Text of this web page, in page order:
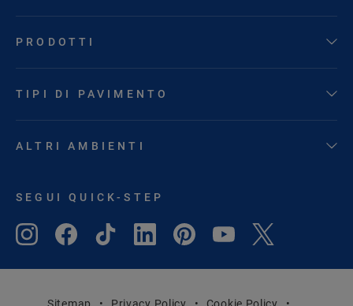
PRODOTTI
TIPI DI PAVIMENTO
ALTRI AMBIENTI
SEGUI QUICK-STEP